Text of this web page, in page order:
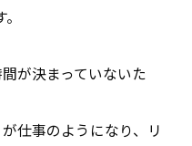
が決まっていないた
仕事のようになり、リ